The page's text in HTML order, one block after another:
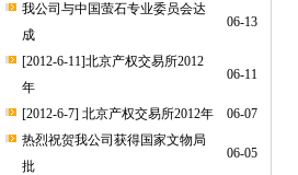
我公司与中国萤石专业委员会达
成
06-13
[2012-6-11]北京产权交易所2012
年
06-11
[2012-6-7] 北京产权交易所2012年
06-07
热烈祝贺我公司获得国家文物局
批
06-05